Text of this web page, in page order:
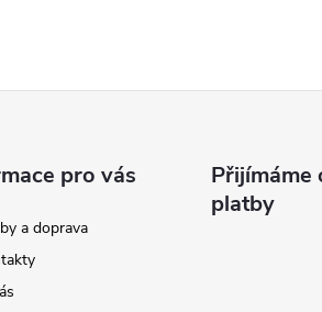
pro vás
a doprava
Přijímáme
platby